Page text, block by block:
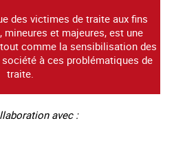
des victimes de traite aux fins
mineures et majeures, est une
comme la sensibilisation des
à ces problématiques de
traite.
avec :